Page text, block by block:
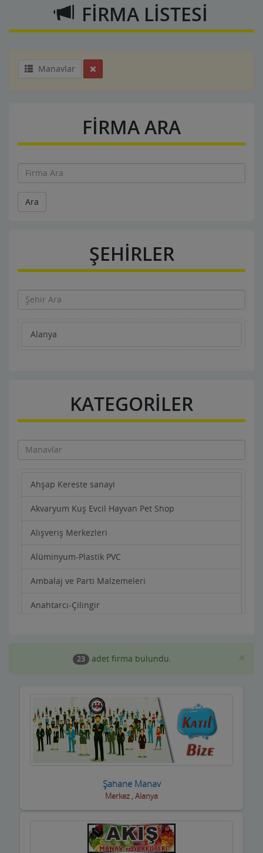
FİRMA LİSTESİ
Manavlar
FİRMA ARA
Ara
ŞEHİRLER
Alanya
KATEGORİLER
Ahşap Kereste sanayi
Akvaryum Kuş Evcil Hayvan Pet Shop
Alışveriş Merkezleri
Alüminyum-Plastik PVC
Ambalaj ve Parti Malzemeleri
Anahtarcı-Çilingir
Aracı Kurumlar
Asansörcüler
Av Malzemeleri
Avukatlar ve Hukuk Büroları
Ayakkabıcılar ve Çantacılar
Balık Evi Restaurant
23 adet firma bulundu.
Şahane Manav
Merkez , Alanya